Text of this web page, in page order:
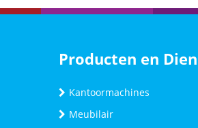
Producten en
Kantoormachines
Meubilair